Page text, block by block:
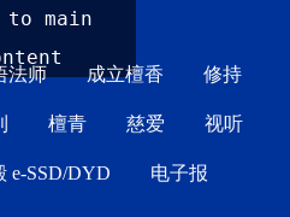
to main
法师 成立檀香 修持
檀青 慈爱 视听
e-SSD/DYD 电子报